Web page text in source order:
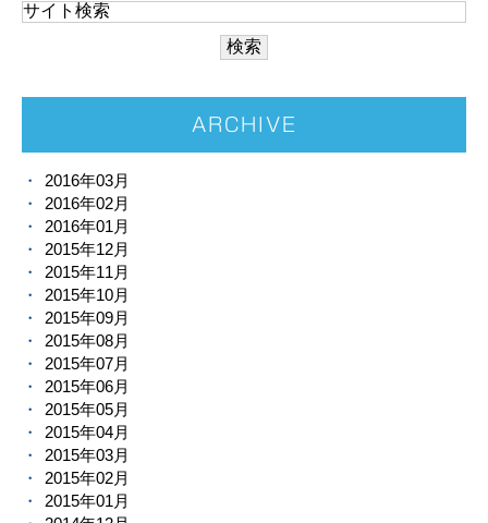
ARCHIVE
2016年03月
2016年02月
2016年01月
2015年12月
2015年11月
2015年10月
2015年09月
2015年08月
2015年07月
2015年06月
2015年05月
2015年04月
2015年03月
2015年02月
2015年01月